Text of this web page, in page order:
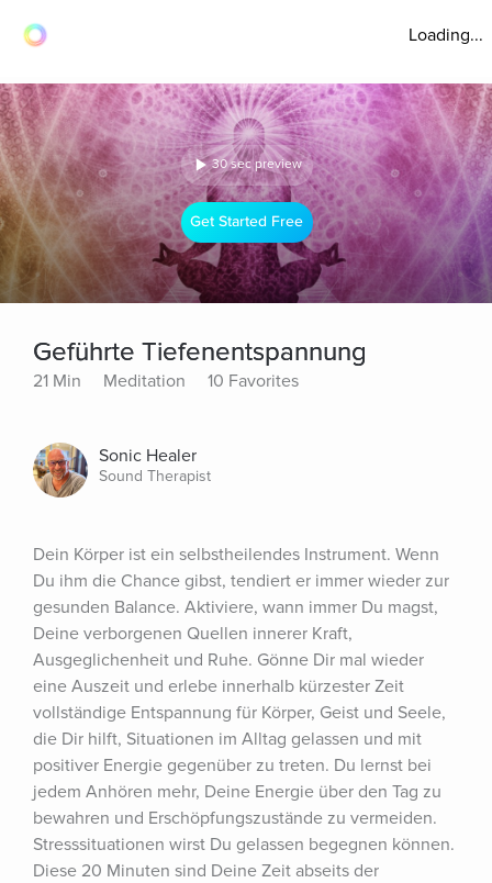
Loading...
30 sec preview
Get Started Free
Geführte Tiefenentspannung
21 Min Meditation 10 Favorites
Sonic Healer
Sound Therapist
Dein Körper ist ein selbstheilendes Instrument. Wenn
Du ihm die Chance gibst, tendiert er immer wieder zur
gesunden Balance. Aktiviere, wann immer Du magst,
Deine verborgenen Quellen innerer Kraft,
Ausgeglichenheit und Ruhe. Gönne Dir mal wieder
eine Auszeit und erlebe innerhalb kürzester Zeit
vollständige Entspannung für Körper, Geist und Seele,
die Dir hilft, Situationen im Alltag gelassen und mit
positiver Energie gegenüber zu treten. Du lernst bei
jedem Anhören mehr, Deine Energie über den Tag zu
bewahren und Erschöpfungszustände zu vermeiden.
Stresssituationen wirst Du gelassen begegnen können.
Diese 20 Minuten sind Deine Zeit abseits der